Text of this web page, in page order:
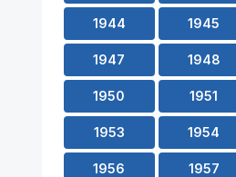
1944 1945
1947 1948
1950 1951
1953 1954
1956 1957